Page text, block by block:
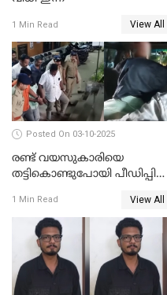
1 Min Read View All
Posted On 03-10-2025
രണ്ട് വയസുകാരിയെ
തട്ടികൊണ്ടുപോയി പീഡിപ്പിച്ച
തടവ്
1 Min Read View All